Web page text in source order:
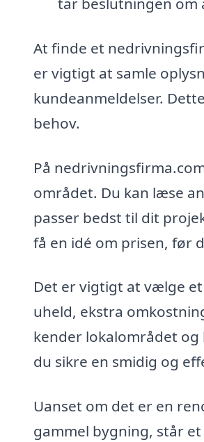
At finde et
er vigtigt at samle
kundeanmeldelser.
behov.
På
området. Du kan læse
passer bedst til dit
få en idé om prisen, før
Det er vigtigt at vælge
uheld, ekstra
kender lokalområdet
du sikre en smidig og
Uanset om det er en
gammel bygning, står